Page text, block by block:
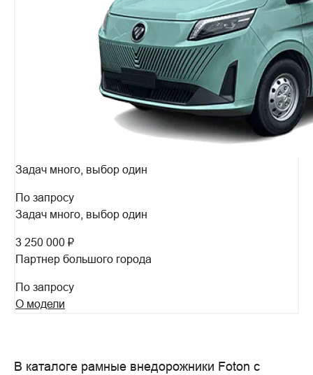
Задач много, выбор один
По запросу
Задач много, выбор один
3 250 000 ₽
Партнер большого города
По запросу
О модели
В каталоге рамные внедорожники Foton с